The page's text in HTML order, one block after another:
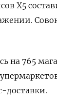
X5
на 765
доставки.